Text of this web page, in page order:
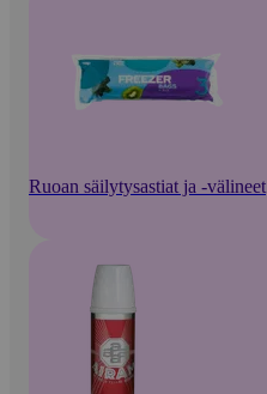
Ruoan säilytysastiat ja -välineet